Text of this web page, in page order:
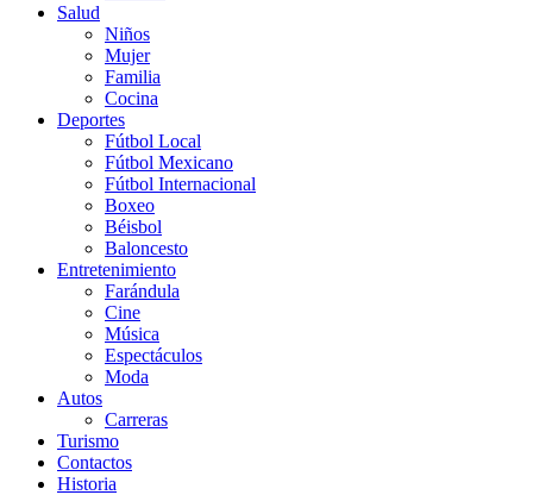
Salud
Niños
Mujer
Familia
Cocina
Deportes
Fútbol Local
Fútbol Mexicano
Fútbol Internacional
Boxeo
Béisbol
Baloncesto
Entretenimiento
Farándula
Cine
Música
Espectáculos
Moda
Autos
Carreras
Turismo
Contactos
Historia